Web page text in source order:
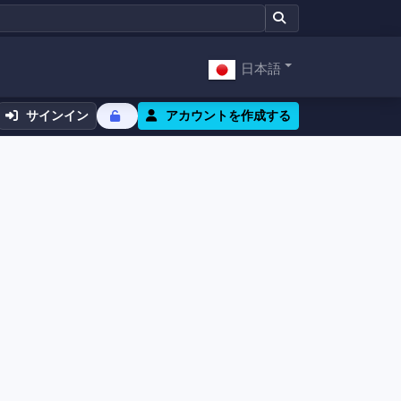
日本語
サインイン アカウントを作成する